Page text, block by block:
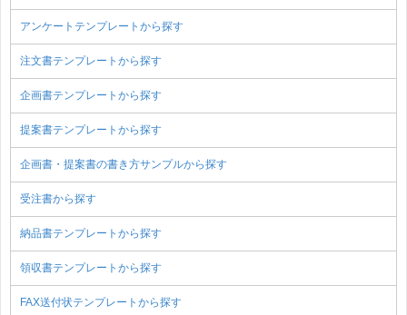
アンケートテンプレートから探す
注文書テンプレートから探す
企画書テンプレートから探す
提案書テンプレートから探す
企画書・提案書の書き方サンプルから探す
受注書から探す
納品書テンプレートから探す
領収書テンプレートから探す
FAX送付状テンプレートから探す